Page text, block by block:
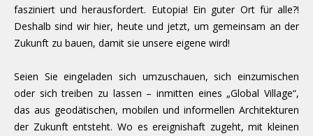
fasziniert und herausfordert. Eutopia! Ein guter Ort für alle?!
Deshalb sind wir hier, heute und jetzt, um gemeinsam an der
Zukunft zu bauen, damit sie unsere eigene wird!
Seien Sie eingeladen sich umzuschauen, sich einzumischen
oder sich treiben zu lassen – inmitten eines „Global Village“,
das aus geodätischen, mobilen und informellen Architekturen
der Zukunft entsteht. Wo es ereignishaft zugeht, mit kleinen